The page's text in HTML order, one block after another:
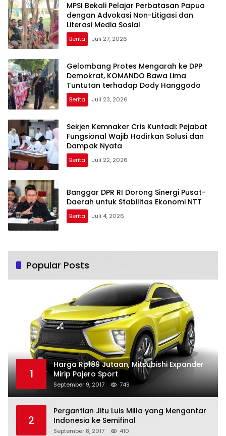
MPSI Bekali Pelajar Perbatasan Papua
dengan Advokasi Non-Litigasi dan
Literasi Media Sosial
Berita Juli 27, 2026
Gelombang Protes Mengarah ke DPP
Demokrat, KOMANDO Bawa Lima
Tuntutan terhadap Dody Hanggodo
Berita Juli 23, 2026
Sekjen Kemnaker Cris Kuntadi: Pejabat
Fungsional Wajib Hadirkan Solusi dan
Dampak Nyata
Berita Juli 22, 2026
Banggar DPR RI Dorong Sinergi Pusat-
Daerah untuk Stabilitas Ekonomi NTT
Berita Juli 4, 2026
Popular Posts
1
Harga Rp189 Jutaan, Mitsubishi Expander
Mirip Pajero Sport
September 9, 2017 749
2
Pergantian Jitu Luis Milla yang Mengantar
Indonesia ke Semifinal
September 8, 2017 410